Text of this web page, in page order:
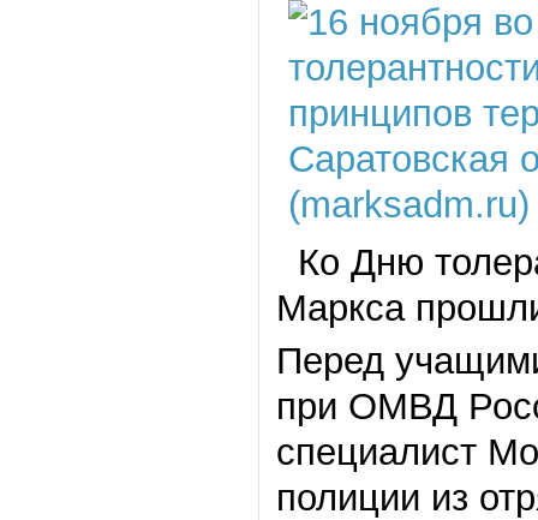
Ко Дню
Маркса
Перед
при ОМВД
специалист
полиции из